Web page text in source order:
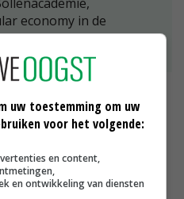
economy in de
Academy van
uw toestemming om uw
voor het volgende:
en content,
en ontwikkeling van diensten